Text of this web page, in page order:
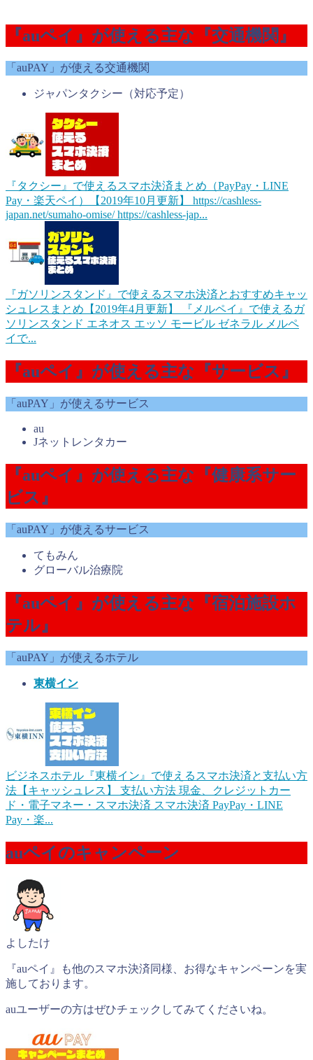
『auペイ』が使える主な『交通機関』
「auPAY」が使える交通機関
ジャパンタクシー（対応予定）
『タクシー』で使えるスマホ決済まとめ（PayPay・LINE
Pay・楽天ペイ）【2019年10月更新】
https://cashless-
japan.net/sumaho-omise/ https://cashless-jap...
『ガソリンスタンド』で使えるスマホ決済とおすすめキャッ
シュレスまとめ【2019年4月更新】
『メルペイ』で使えるガ
ソリンスタンド エネオス エッソ モービル ゼネラル メルペ
イで...
『auペイ』が使える主な『サービス』
「auPAY」が使えるサービス
au
Jネットレンタカー
『auペイ』が使える主な『健康系サー
ビス』
「auPAY」が使えるサービス
てもみん
グローバル治療院
『auペイ』が使える主な『宿泊施設ホ
テル』
「auPAY」が使えるホテル
東横イン
ビジネスホテル『東横イン』で使えるスマホ決済と支払い方
法【キャッシュレス】
支払い方法 現金、クレジットカー
ド・電子マネー・スマホ決済 スマホ決済 PayPay・LINE
Pay・楽...
auペイのキャンペーン
よしたけ
『auペイ』も他のスマホ決済同様、お得なキャンペーンを実
施しております。
auユーザーの方はぜひチェックしてみてくださいね。